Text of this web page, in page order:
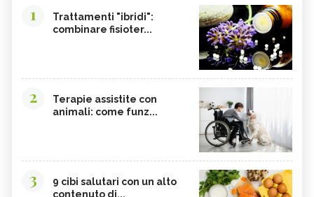
1
Trattamenti "ibridi":
combinare fisioter...
2
Terapie assistite con
animali: come funz...
3
9 cibi salutari con un alto
contenuto di...